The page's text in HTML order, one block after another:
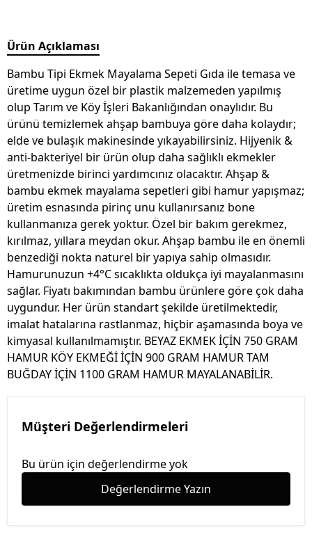
Ürün Açıklaması
Bambu Tipi Ekmek Mayalama Sepeti Gıda ile temasa ve
üretime uygun özel bir plastik malzemeden yapılmış
olup Tarım ve Köy İşleri Bakanlığından onaylıdır. Bu
ürünü temizlemek ahşap bambuya göre daha kolaydır;
elde ve bulaşık makinesinde yıkayabilirsiniz. Hijyenik &
anti-bakteriyel bir ürün olup daha sağlıklı ekmekler
üretmenizde birinci yardımcınız olacaktır. Ahşap &
bambu ekmek mayalama sepetleri gibi hamur yapışmaz;
üretim esnasında pirinç unu kullanırsanız bone
kullanmanıza gerek yoktur. Özel bir bakım gerekmez,
kırılmaz, yıllara meydan okur. Ahşap bambu ile en önemli
benzediği nokta naturel bir yapıya sahip olmasıdır.
Hamurunuzun +4°C sıcaklıkta oldukça iyi mayalanmasını
sağlar. Fiyatı bakımından bambu ürünlere göre çok daha
uygundur. Her ürün standart şekilde üretilmektedir,
imalat hatalarına rastlanmaz, hiçbir aşamasında boya ve
kimyasal kullanılmamıştır. BEYAZ EKMEK İÇİN 750 GRAM
HAMUR KÖY EKMEĞİ İÇİN 900 GRAM HAMUR TAM
BUĞDAY İÇİN 1100 GRAM HAMUR MAYALANABİLİR.
Müşteri Değerlendirmeleri
Bu ürün için değerlendirme yok
Değerlendirme Yazın